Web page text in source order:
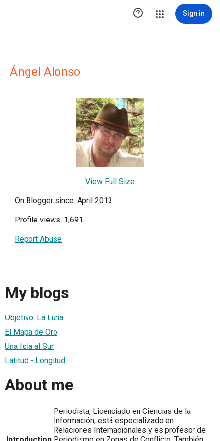
 Sign in
Ángel Alonso
View Full Size
On Blogger since: April 2013
Profile views: 1,691
Report Abuse
My blogs
Objetivo: La Luna
El Mapa de Oro
Una Isla al Sur
Latitud - Longitud
About me
Introduction
Periodista, Licenciado en Ciencias de la
Información, está especializado en
Relaciones Internacionales y es profesor de
Periodismo en Zonas de Conflicto. También